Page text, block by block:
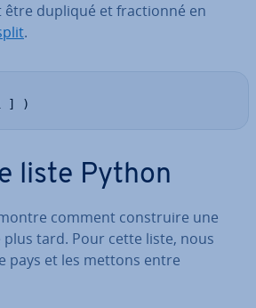
être dupliqué et frac­tionné en
.
] )
liste Python
comment cons­truire une
tard. Pour cette liste, nous
pays et les mettons entre